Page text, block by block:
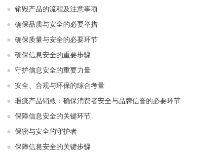
销毁产品的流程及注意事项
确保品质与安全的必要举措
确保质量与安全的必要环节
确保信息安全的重要步骤
守护信息安全的重要力量
安全、合规与环保的综合考量
瑕疵产品销毁：确保消费者安全与品牌信誉的必要环节
保障信息安全的关键环节
保密与安全的守护者
保障信息安全的关键步骤